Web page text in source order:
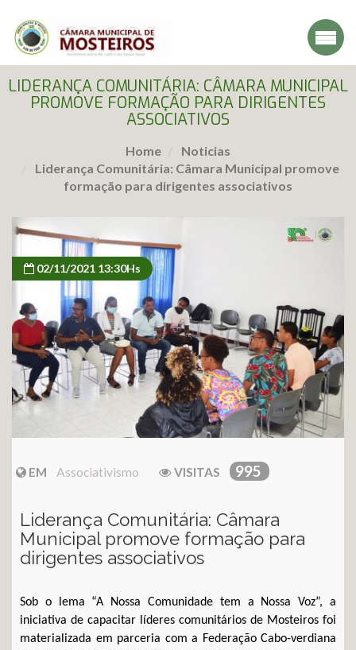
LIDERANÇA COMUNITÁRIA: CÂMARA MUNICIPAL
PROMOVE FORMAÇÃO PARA DIRIGENTES
ASSOCIATIVOS
Home
Noticias
Liderança Comunitária: Câmara Municipal promove
formação para dirigentes associativos
02/11/2021 13:30Hs
EM Associativismo VISITAS 995
Liderança Comunitária: Câmara
Municipal promove formação para
dirigentes associativos
Sob o lema “A Nossa Comunidade tem a Nossa Voz”, a
iniciativa de capacitar líderes comunitários de Mosteiros foi
materializada em parceria com a Federação Cabo-verdiana